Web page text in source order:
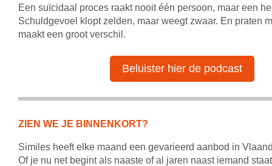
Een suïcidaal proces raakt nooit één persoon, maar een
Schuldgevoel klopt zelden, maar weegt zwaar. En praten
maakt een groot verschil.
Beluister hier de podcast
ZIEN WE JE BINNENKORT?
Similes heeft elke maand een gevarieerd aanbod in
Of je nu net begint als naaste of al jaren naast iemand